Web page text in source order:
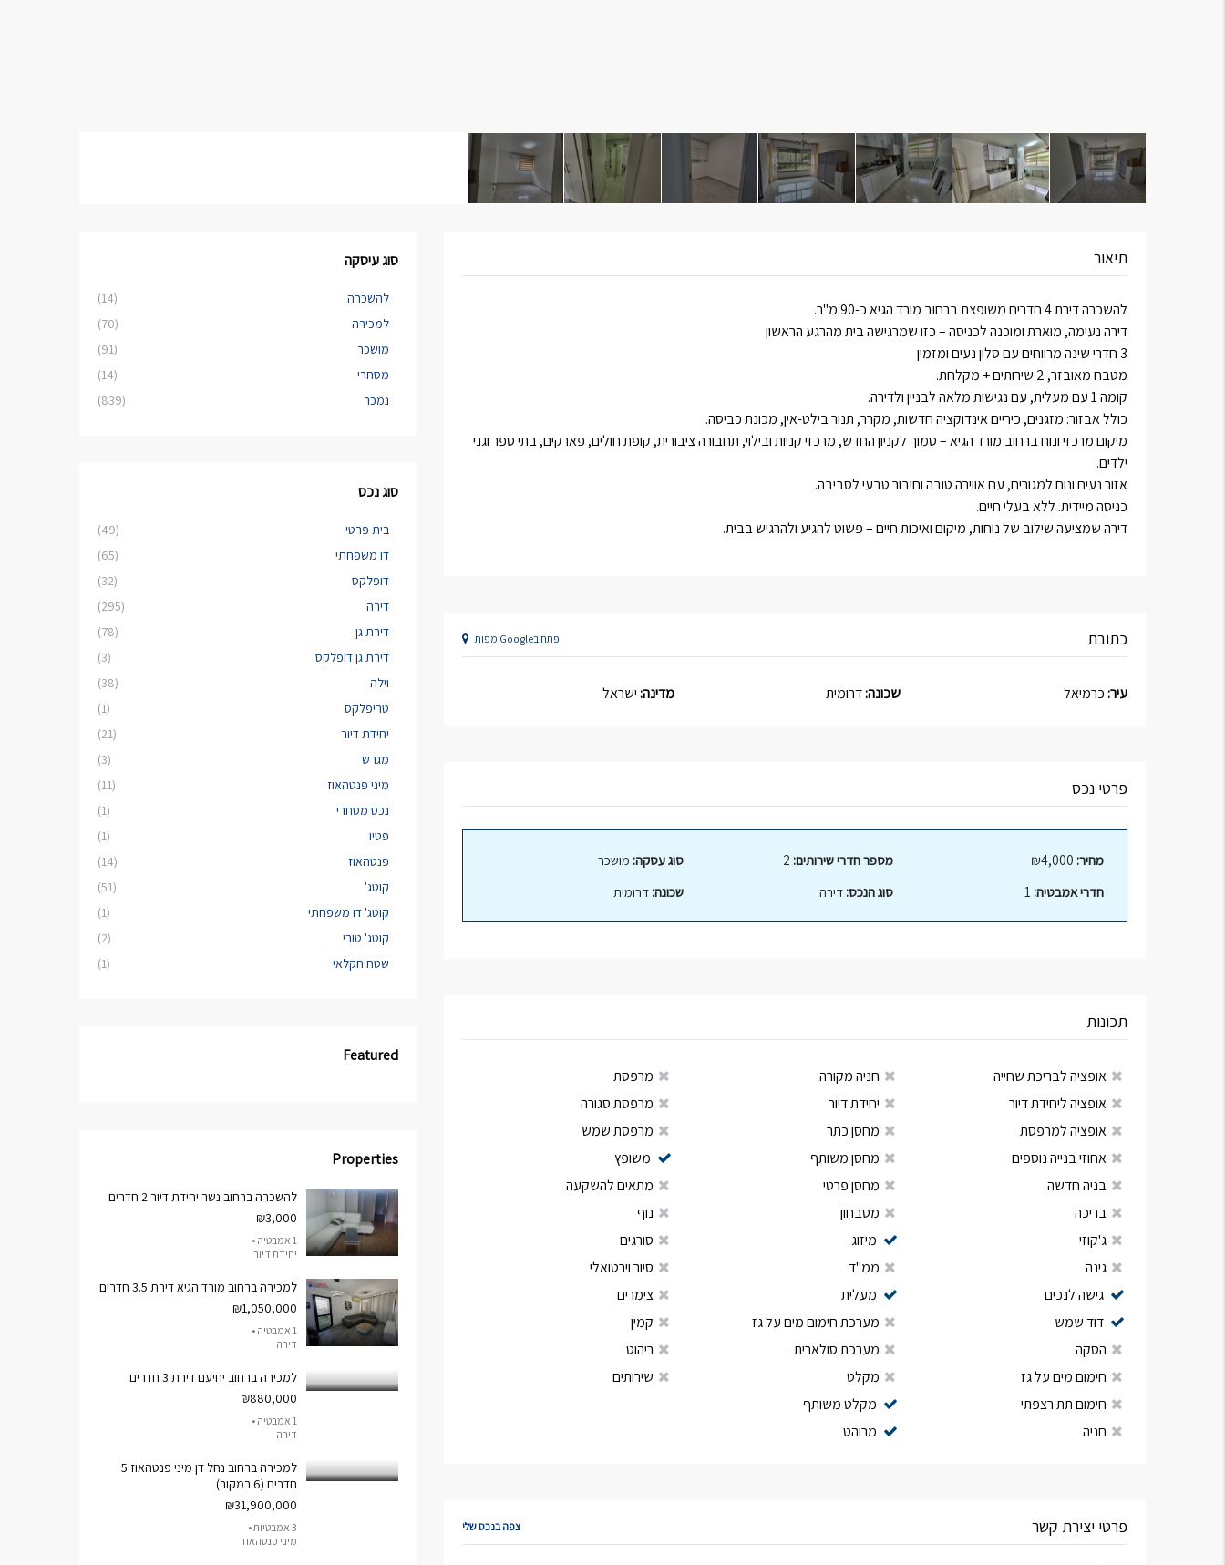
תיאור
להשכרה דירת 4 חדרים משופצת ברחוב מורד הגיא כ-90 מ"ר.
דירה נעימה, מוארת ומוכנה לכניסה – כזו שמרגישה בית מהרגע הראשון
3 חדרי שינה מרווחים עם סלון נעים ומזמין
מטבח מאובזר, 2 שירותים + מקלחת.
קומה 1 עם מעלית, עם נגישות מלאה לבניין ולדירה.
כולל אבזור: מזגנים, כיריים אינדוקציה חדשות, מקרר, תנור בילט-אין, מכונת כביסה.
מיקום מרכזי ונוח ברחוב מורד הגיא – סמוך לקניון החדש, מרכזי קניות ובילוי, תחבורה ציבורית, קופת חולים, פארקים, בתי ספר וגני
ילדים.
אזור נעים ונוח למגורים, עם אווירה טובה וחיבור טבעי לסביבה.
כניסה מיידית. ללא בעלי חיים.
דירה שמציעה שילוב של נוחות, מיקום ואיכות חיים – פשוט להגיע ולהרגיש בבית.
כתובת פתח בGoogle מפות
עיר:כרמיאל שכונה:דרומית מדינה:ישראל
פרטי נכס
מחיר:
חדרי אמבטיה:
מספר חדרי שירותים:
סוג הנכס: דירה
סוג עסקה: מושכר
שכונה: דרומית
תכונות
אופציה לבריכת שחייה
אופציה ליחידת דיור
אופציה למרפסת
אחוזי בנייה נוספים
בניה חדשה
בריכה
ג'קוזי
גינה
גישה לנכים
דוד שמש
הסקה
חימום מים על גז
חימום תת רצפתי
חניה
חניה מקורה
יחידת דיור
מחסן כתר
מחסן משותף
מחסן פרטי
מטבחון
מיזוג
ממ"ד
מעלית
מערכת חימום מים על גז
מערכת סולארית
מקלט
מקלט משותף
מרוהט
מרפסת
מרפסת סגורה
מרפסת שמש
משופץ
מתאים להשקעה
נוף
סורגים
סיור וירטואלי
צימרים
קמין
ריהוט
שירותים
פרטי יצירת קשר צפה בנכס שלי
סוג עיסקה
להשכרה
(14)
למכירה
(70)
מושכר
(91)
מסחרי
(14)
נמכר
(839)
סוג נכס
בית פרטי
(49)
דו משפחתי
(65)
דופלקס
(32)
דירה
(295)
דירת גן
(78)
דירת גן דופלקס
(3)
וילה
(38)
טריפלקס
(1)
יחידת דיור
(21)
מגרש
(3)
מיני פנטהאוז
(11)
נכס מסחרי
(1)
פטיו
(1)
פנטהאוז
(14)
קוטג'
(51)
קוטג' דו משפחתי
(1)
קוטג' טורי
(2)
שטח חקלאי
(1)
Featured
Properties
להשכרה ברחוב נשר יחידת דיור 2 חדרים
₪3,000
1 אמבטיה •
יחידת דיור
למכירה ברחוב מורד הגיא דירת 3.5 חדרים
₪1,050,000
1 אמבטיה •
דירה
למכירה ברחוב יחיעם דירת 3 חדרים
₪880,000
1 אמבטיה •
דירה
למכירה ברחוב נחל דן מיני פנטהאוז 5
חדרים (6 במקור)
₪31,900,000
3 אמבטיות •
מיני פנטהאוז